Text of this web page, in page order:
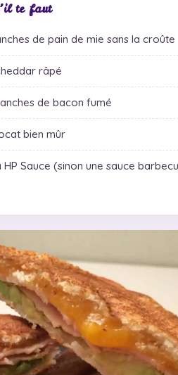
te faut
de pain de mie sans la croûte
râpé
de bacon fumé
bien mûr
HP Sauce (sinon une sauce